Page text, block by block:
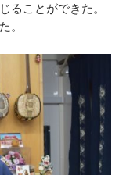
ることができた。
。